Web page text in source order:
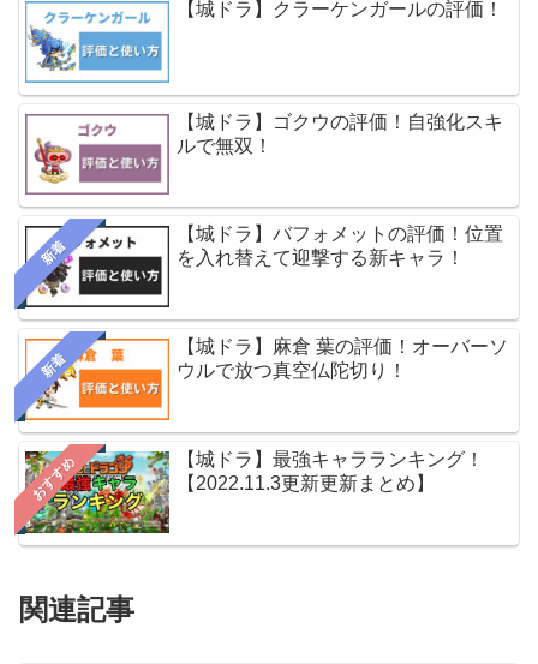
【城ドラ】クラーケンガールの評価！
【城ドラ】ゴクウの評価！自強化スキ
ルで無双！
新着
【城ドラ】バフォメットの評価！位置
を入れ替えて迎撃する新キャラ！
新着
【城ドラ】麻倉 葉の評価！オーバーソ
ウルで放つ真空仏陀切り！
おすすめ
【城ドラ】最強キャラランキング！
【2022.11.3更新更新まとめ】
関連記事